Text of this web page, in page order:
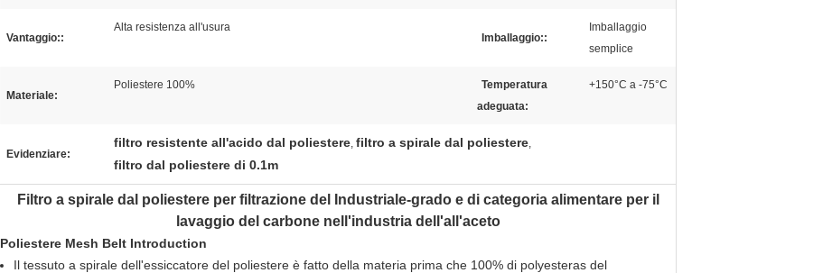
Vantaggio::
Alta resistenza all'usura
Imballaggio::
Imballaggio
semplice
Materiale:
Poliestere 100%
Temperatura
adeguata:
+150°C a -75°C
Evidenziare:
filtro resistente all'acido dal poliestere, filtro a spirale dal poliestere,
filtro dal poliestere di 0.1m
Filtro a spirale dal poliestere per filtrazione del Industriale-grado e di categoria alimentare per il
lavaggio del carbone nell'industria dell'all'aceto
Poliestere Mesh Belt Introduction
Il tessuto a spirale dell'essiccatore del poliestere è fatto della materia prima che 100% di polyesteras del